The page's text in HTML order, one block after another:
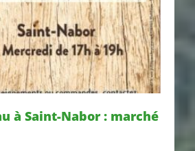
à Saint-Nabor : marché